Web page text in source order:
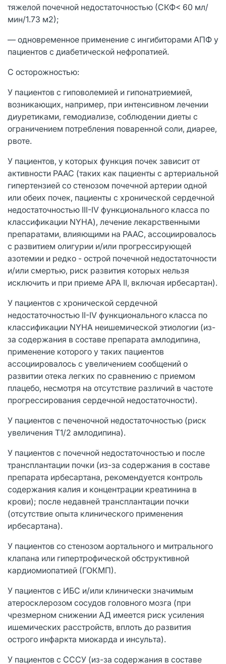
тяжелой почечной недостаточностью (СКФ< 60 мл/
мин/1.73 м2);
— одновременное применение с ингибиторами АПФ у
пациентов с диабетической нефропатией.
С осторожностью:
У пациентов с гиповолемией и гипонатриемией,
возникающих, например, при интенсивном лечении
диуретиками, гемодиализе, соблюдении диеты с
ограничением потребления поваренной соли, диарее,
рвоте.
У пациентов, у которых функция почек зависит от
активности РААС (таких как пациенты с артериальной
гипертензией со стенозом почечной артерии одной
или обеих почек, пациенты с хронической сердечной
недостаточностью III-IV функционального класса по
классификации NYHA), лечение лекарственными
препаратами, влияющими на РААС, ассоциировалось
с развитием олигурии и/или прогрессирующей
азотемии и редко - острой почечной недостаточности
и/или смертью, риск развития которых нельзя
исключить и при приеме АРА II, включая ирбесартан).
У пациентов с хронической сердечной
недостаточностью II-IV функционального класса по
классификации NYHA неишемической этиологии (из-
за содержания в составе препарата амлодипина,
применение которого у таких пациентов
ассоциировалось с увеличением сообщений о
развитии отека легких по сравнению с приемом
плацебо, несмотря на отсутствие различий в частоте
прогрессирования сердечной недостаточности).
У пациентов с печеночной недостаточностью (риск
увеличения T1/2 амлодипина).
У пациентов с почечной недостаточностью и после
трансплантации почки (из-за содержания в составе
препарата ирбесартана, рекомендуется контроль
содержания калия и концентрации креатинина в
крови); после недавней трансплантации почки
(отсутствие опыта клинического применения
ирбесартана).
У пациентов со стенозом аортального и митрального
клапана или гипертрофической обструктивной
кардиомиопатией (ГОКМП).
У пациентов с ИБС и/или клинически значимым
атеросклерозом сосудов головного мозга (при
чрезмерном снижении АД имеется риск усиления
ишемических расстройств, вплоть до развития
острого инфаркта миокарда и инсульта).
У пациентов с СССУ (из-за содержания в составе